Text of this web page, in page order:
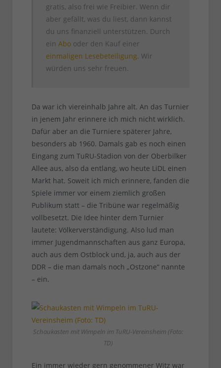
gratis, also frei wie Freibier. Wenn dir
aber gefällt, was du liest, dann kannst
du uns finanziell unterstützen. Durch
ein Abooder den Kauf einer
einmaligen Lesebeteiligung. Wir
würden uns sehr freuen.
Da war ich viereinhalb Jahre alt. An das Turnier
in jenem Jahr erinnere ich mich nicht wirklich.
Dafür aber an die Turniere späterer Jahre,
besonders ab 1960. Damals gab es noch einen
Eingang zum TuRU-Stadion von der Oberbilker
Allee aus, also da entlang, wo heute LiDL einen
Markt hat. Soweit ich mich erinnere, fanden die
Spiele immer vor einem ziemlich großen
Publikum statt – die Tribüne war regelmäßig
vollbesetzt. Die Idee hinter dem Turnier
lautete: Völkerverständigung. Also lud man
immer Jugendmannschaften aus ganz Europa,
auch aus dem Ostblock und, ja, auch aus der
DDR – die man damals noch „Ostzone“ nannte
– ein.
Schaukasten mit Wimpeln im TuRU-Vereinsheim (Foto:
TD)
Ein immer wieder gern genommener Witz war